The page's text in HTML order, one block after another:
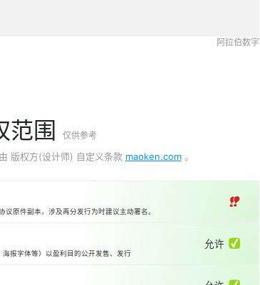
阿拉伯数字
范围 仅供参考
版权方(设计师) 自定义条款 maoken.com。
原件副本，涉及再分发行为时建议主动署名。
‼
报字体等）以盈利目的公开发售、发行
允许 ✅